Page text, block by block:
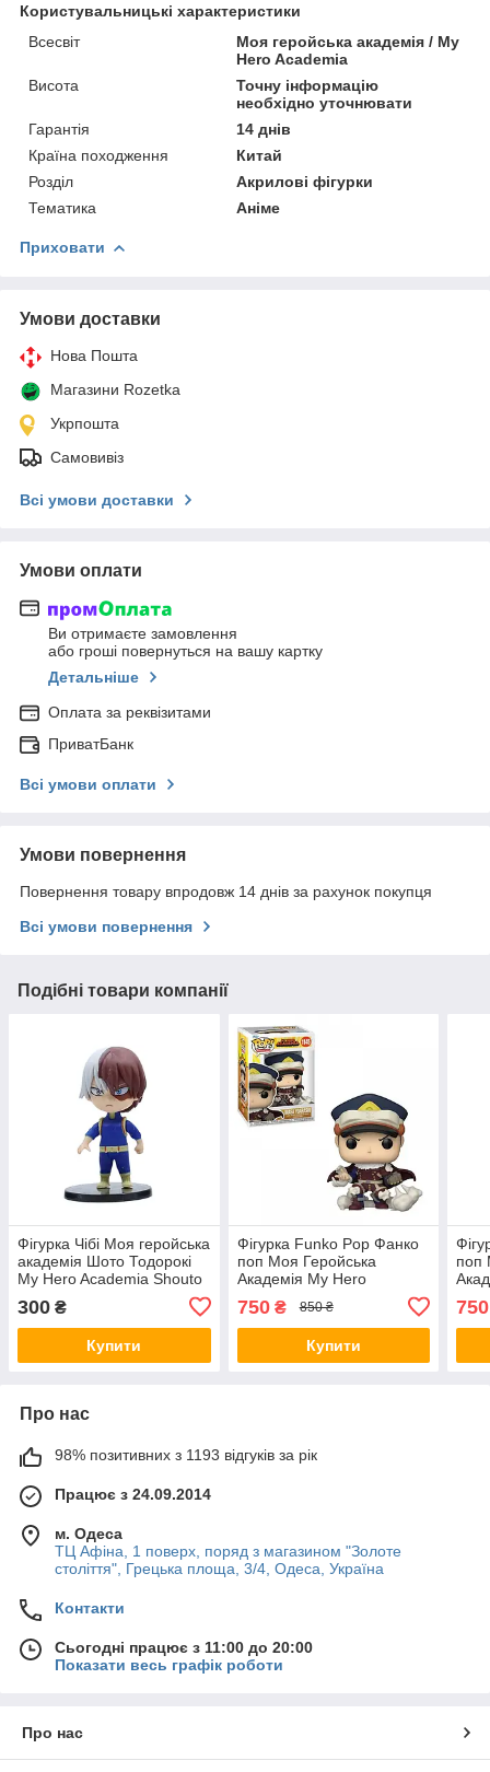
Користувальницькі характеристики
Всесвіт
Моя геройська академія / My
Hero Academia
Висота
Точну інформацію
необхідно уточнювати
Гарантія
14 днів
Країна походження
Китай
Розділ
Акрилові фігурки
Тематика
Аніме
Приховати
Умови доставки
Нова Пошта
Магазини Rozetka
Укрпошта
Самовивіз
Всі умови доставки
Умови оплати
Ви отримаєте замовлення
або гроші повернуться на вашу картку
Детальніше
Оплата за реквізитами
ПриватБанк
Всі умови оплати
Умови повернення
Повернення товару впродовж 14 днів за рахунок покупця
Всі умови повернення
Подібні товари компанії
Фігурка Чібі Моя геройська
академія Шото Тодорокі
My Hero Academia Shouto
300 ₴
Купити
Фігурка Funko Pop Фанко
поп Моя Геройська
Академія My Hero
Yoarashi 10см FP MHA IY
1145
750₴ 850 ₴
Купити
поп
Юга
YA
750
Про нас
98% позитивних з 1193 відгуків за рік
Працює з 24.09.2014
м. Одеса
ТЦ Афіна, 1 поверх, поряд з магазином "Золоте
століття", Грецька площа, 3/4, Одеса, Україна
Контакти
Сьогодні працює з 11:00 до 20:00
Показати весь графік роботи
Про нас